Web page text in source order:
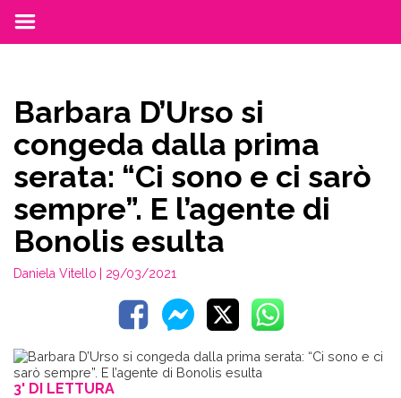
Barbara D’Urso si
congeda dalla prima
serata: “Ci sono e ci sarò
sempre”. E l’agente di
Bonolis esulta
Daniela Vitello | 29/03/2021
3' DI LETTURA